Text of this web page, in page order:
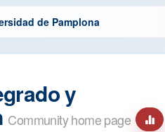
de Pamplona
y
Community home page